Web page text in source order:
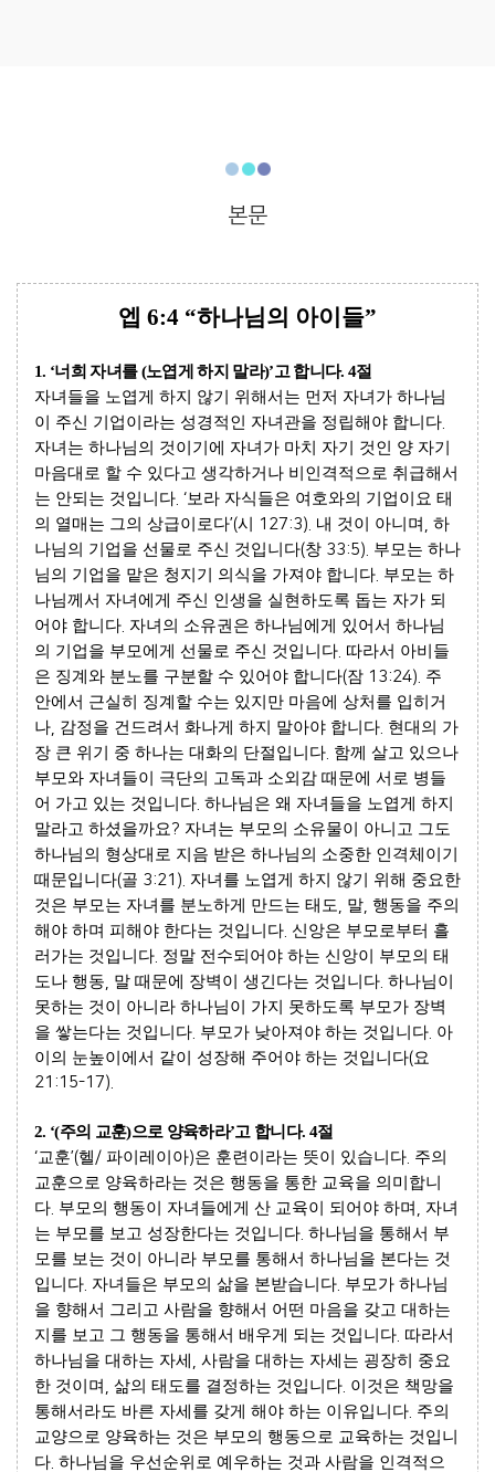
본문
엡 6:4 “하나님의 아이들”
1. ‘너희 자녀를(노엽게 하지 말라)’고 합니다. 4절
자녀들을 노엽게 하지 않기 위해서는 먼저 자녀가 하나님
이 주신 기업이라는 성경적인 자녀관을 정립해야 합니다
자녀는 하나님의 것이기에 자녀가 마치 자기 것인 양 자기
마음대로 할 수 있다고 생각하거나 비인격적으로 취급해서
는 안되는 것입니다 . ‘보라 자식들은 여호와의 기업이요 태
의 열매는 그의 상급이로다’(시 127:3). 내 것이 아니며
하
나님의 기업을 선물로 주신 것입니다(창 33:5). 부모는 하나
님의 기업을 맡은 청지기 의식을 가져야 합니다 부모는 하
나님께서 자녀에게 주신 인생을 실현하도록 돕는 자가 되
어야 합니다 자녀의 소유권은 하나님에게 있어서 하나님
의 기업을 부모에게 선물로 주신 것입니다 따라서 아비들
은 징계와 분노를 구분할 수 있어야 합니다(잠 13:24). 주
안에서 근실히 징계할 수는 있지만 마음에 상처를 입히거
나 감정을 건드려서 화나게 하지 말아야 합니다 현대의 가
장 큰 위기 중 하나는 대화의 단절입니다 함께 살고 있으나
부모와 자녀들이 극단의 고독과 소외감 때문에 서로 병들
어 가고 있는 것입니다 하나님은 왜 자녀들을 노엽게 하지
말라고 하셨을까요? 자녀는 부모의 소유물이 아니고 그도
하나님의 형상대로 지음 받은 하나님의 소중한 인격체이기
때문입니다(골 3:21). 자녀를 노엽게 하지 않기 위해 중요한
것은 부모는 자녀를 분노하게 만드는 태도
말 행동을 주의
해야 하며 피해야 한다는 것입니다 신앙은 부모로부터 흘
러가는 것입니다 정말 전수되어야 하는 신앙이 부모의 태
도나 행동
말 때문에 장벽이 생긴다는 것입니다 하나님이
못하는 것이 아니라 하나님이 가지 못하도록 부모가 장벽
을 쌓는다는 것입니다 부모가 낮아져야 하는 것입니다 아
이의 눈높이에서 같이 성장해 주어야 하는 것입니다(요
21:15-17).
2. ‘(주의 교훈)으로 양육하라’고 합니다. 4절
‘교훈’(헬/ 파이레이아)은 훈련이라는 뜻이 있습니다 주의
교훈으로 양육하라는 것은 행동을 통한 교육을 의미합니
다 부모의 행동이 자녀들에게 산 교육이 되어야 하며
자녀
는 부모를 보고 성장한다는 것입니다 하나님을 통해서 부
모를 보는 것이 아니라 부모를 통해서 하나님을 본다는 것
입니다 자녀들은 부모의 삶을 본받습니다 부모가 하나님
을 향해서 그리고 사람을 향해서 어떤 마음을 갖고 대하는
지를 보고 그 행동을 통해서 배우게 되는 것입니다 따라서
하나님을 대하는 자세
사람을 대하는 자세는 굉장히 중요
한 것이며
삶의 태도를 결정하는 것입니다 이것은 책망을
통해서라도 바른 자세를 갖게 해야 하는 이유입니다 주의
교양으로 양육하는 것은 부모의 행동으로 교육하는 것입니
다 하나님을 우선순위로 예우하는 것과 사람을 인격적으